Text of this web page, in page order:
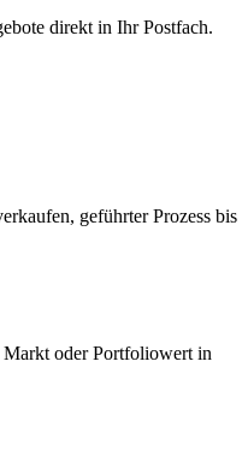
direkt in Ihr Postfach.
geführter Prozess bis
oder Portfoliowert in